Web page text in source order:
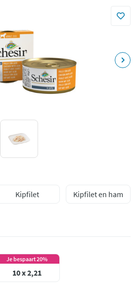
Kipfilet Kipfilet en ham
Je bespaart 20%
10 x 2,21